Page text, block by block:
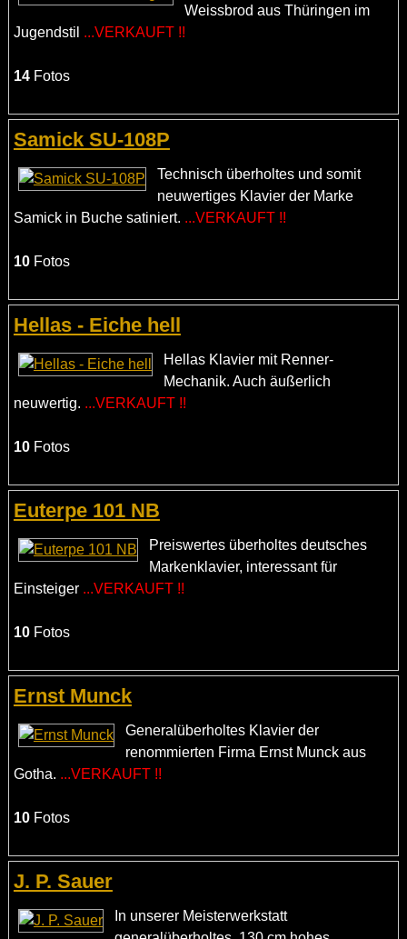
Weissbrod aus Thüringen im
Jugendstil ...VERKAUFT !!
14Fotos
Samick SU-108P
Technisch überholtes und somit
neuwertiges Klavier der Marke
Samick in Buche satiniert. ...VERKAUFT !!
10Fotos
Hellas - Eiche hell
Hellas Klavier mit Renner-
Mechanik. Auch äußerlich
neuwertig. ...VERKAUFT !!
10Fotos
Euterpe 101 NB
Preiswertes überholtes deutsches
Markenklavier, interessant für
Einsteiger ...VERKAUFT !!
10Fotos
Ernst Munck
Generalüberholtes Klavier der
renommierten Firma Ernst Munck aus
Gotha. ...VERKAUFT !!
10Fotos
J. P. Sauer
In unserer Meisterwerkstatt